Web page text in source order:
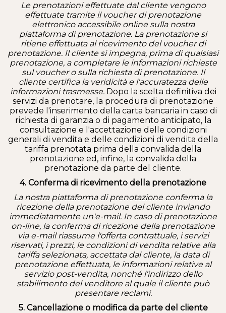
Le prenotazioni effettuate dal cliente vengono
effettuate tramite il voucher di prenotazione
elettronico accessibile online sulla nostra
piattaforma di prenotazione. La prenotazione si
ritiene effettuata al ricevimento del voucher di
prenotazione. Il cliente si impegna, prima di qualsiasi
prenotazione, a completare le informazioni richieste
sul voucher o sulla richiesta di prenotazione. Il
cliente certifica la veridicità e l'accuratezza delle
informazioni trasmesse.Dopo la scelta definitiva dei
servizi da prenotare, la procedura di prenotazione
prevede l'inserimento della carta bancaria in caso di
richiesta di garanzia o di pagamento anticipato, la
consultazione e l'accettazione delle condizioni
generali di vendita e delle condizioni di vendita della
tariffa prenotata prima della convalida della
prenotazione ed, infine, la convalida della
prenotazione da parte del cliente.
4. Conferma di ricevimento della prenotazione
La nostra piattaforma di prenotazione conferma la
ricezione della prenotazione del cliente inviando
immediatamente un'e-mail. In caso di prenotazione
on-line, la conferma di ricezione della prenotazione
via e-mail riassume l'offerta contrattuale, i servizi
riservati, i prezzi, le condizioni di vendita relative alla
tariffa selezionata, accettata dal cliente, la data di
prenotazione effettuata, le informazioni relative al
servizio post-vendita, nonché l'indirizzo dello
stabilimento del venditore al quale il cliente può
presentare reclami.
5. Cancellazione o modifica da parte del cliente